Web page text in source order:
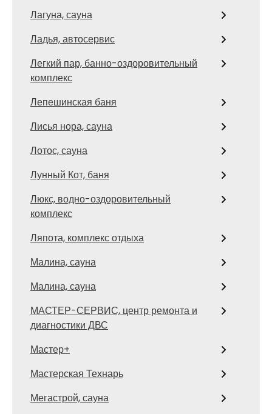
Лагуна, сауна
Ладья, автосервис
Легкий пар, банно-оздоровительный
комплекс
Лепешинская баня
Лисья нора, сауна
Лотос, сауна
Лунный Кот, баня
Люкс, водно-оздоровительный
комплекс
Ляпота, комплекс отдыха
Малина, сауна
Малина, сауна
МАСТЕР-СЕРВИС, центр ремонта и
диагностики ДВС
Мастер+
Мастерская Технарь
Мегастрой, сауна